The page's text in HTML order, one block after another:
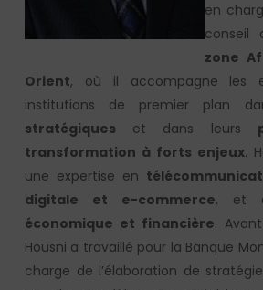
en
conseil
zone
Orient, où il accompagne les
institutions de premier plan
stratégiques et dans leurs
transformation à forts enjeux.
une expertise en
digitale et e-commerce, et
économique et financière.
Housni a travaillé pour la Banque
charge de l’élaboration de